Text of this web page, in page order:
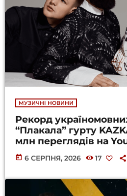
МУЗИЧНІ НОВИНИ
Рекорд
“Плакала” гурту
млн переглядів на
today 6 СЕРПНЯ, 2026 17